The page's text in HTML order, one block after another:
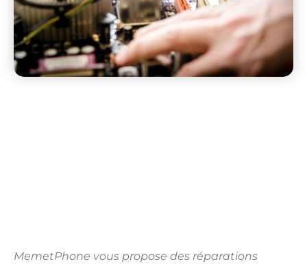
MemetPhone vous propose des réparations